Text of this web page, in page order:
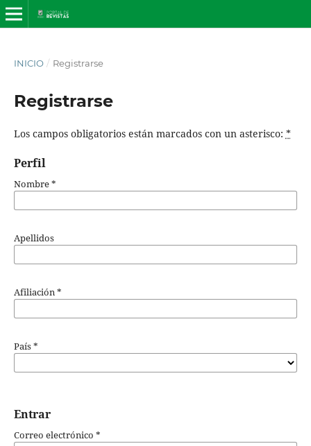
INICIO / Registrarse
Registrarse
Los campos obligatorios están marcados con un asterisco: *
Perfil
Nombre*
Apellidos
Afiliación*
País*
Entrar
Correo electrónico *